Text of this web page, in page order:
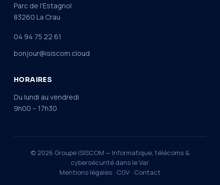
Parc de l'Estagnol
83260 La Crau
04 94 75 22 61
bonjour@isiscom.cloud
HORAIRES
Du lundi au vendredi
9h00 – 17h30
© 2026 Groupe ISISCOM — Informatique, télécoms &
cybersécurité dans le Var.
Mentions légales · CGV · Contact